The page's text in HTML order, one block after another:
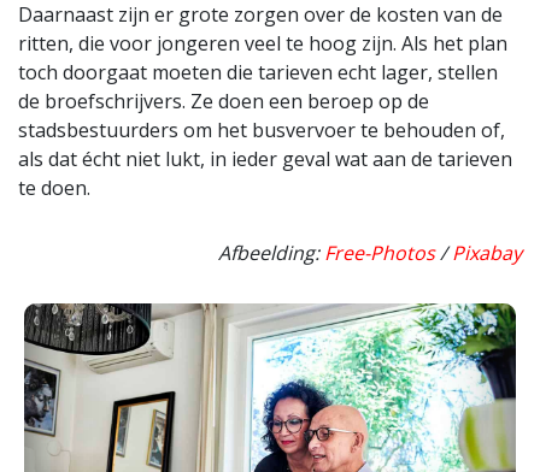
Daarnaast zijn er grote zorgen over de kosten van de
ritten, die voor jongeren veel te hoog zijn. Als het plan
toch doorgaat moeten die tarieven echt lager, stellen
de broefschrijvers. Ze doen een beroep op de
stadsbestuurders om het busvervoer te behouden of,
als dat écht niet lukt, in ieder geval wat aan de tarieven
te doen.
Afbeelding:Free-Photos/Pixabay